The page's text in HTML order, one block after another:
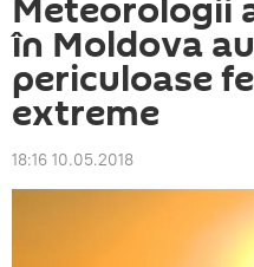
Meteorologii
în Moldova
periculoase
extreme
18:16 10.05.2018